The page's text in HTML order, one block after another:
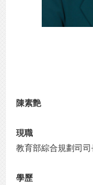
陳素艶
現職
教育部綜合規劃司司
學歷